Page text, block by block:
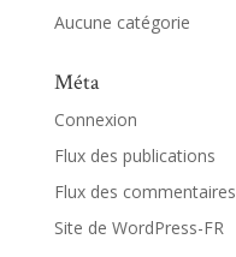
Aucune catégorie
Méta
Connexion
Flux des publications
Flux des commentaires
Site de WordPress-FR